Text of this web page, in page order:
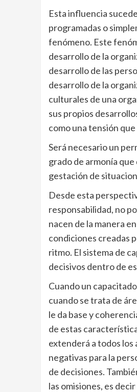
Esta influencia
programadas o
fenómeno. Este
desarrollo de la
desarrollo de las
desarrollo de la
culturales de una
sus propios
como una tensión
Será necesario un
grado de armonía
gestación de
Desde esta
responsabilidad, no
nacen de la manera
condiciones creadas
ritmo. El sistema de
decisivos dentro de
Cuando un
cuando se trata de
le da base y
de estas
extenderá a todos
negativas para la
de decisiones.
las omisiones, es